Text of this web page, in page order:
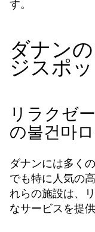
す。
ダナン
ジスポ
リラクゼ
の불건마
ダナンには多く
でも特に人気の
れらの施設は、
なサービスを提